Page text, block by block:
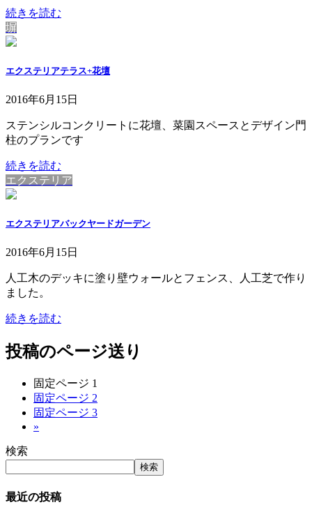
続きを読む
塀
エクステリアテラス+花壇
2016年6月15日
ステンシルコンクリートに花壇、菜園スペースとデザイン門
柱のプランです
続きを読む
エクステリア
エクステリアバックヤードガーデン
2016年6月15日
人工木のデッキに塗り壁ウォールとフェンス、人工芝で作り
ました。
続きを読む
投稿のページ送り
固定ページ 1
固定ページ 2
固定ページ 3
»
検索
検索
最近の投稿